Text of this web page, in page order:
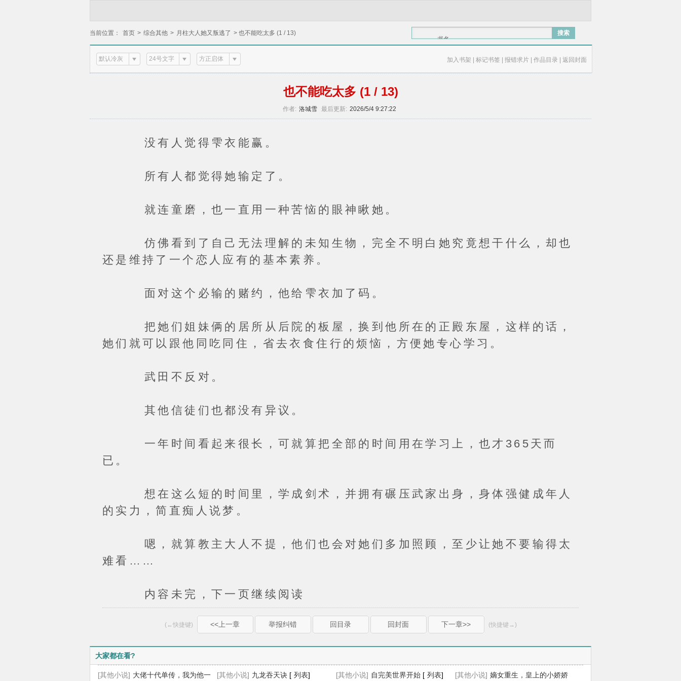
当前位置： 首页 > 综合其他 > 月柱大人她又叛逃了 > 也不能吃太多 (1 / 13)
书名
搜索
默认冷灰 24号文字 方正启体 加入书架 标记书签 报错求片 作品目录 返回封面
也不能吃太多 (1 / 13)
作者: 洛城雪 最后更新: 2026/5/4 9:27:22
没有人觉得雫衣能赢。
所有人都觉得她输定了。
就连童磨，也一直用一种苦恼的眼神瞅她。
仿佛看到了自己无法理解的未知生物，完全不明白她究竟想干什么，却也
还是维持了一个恋人应有的基本素养。
面对这个必输的赌约，他给雫衣加了码。
把她们姐妹俩的居所从后院的板屋，换到他所在的正殿东屋，这样的话，
她们就可以跟他同吃同住，省去衣食住行的烦恼，方便她专心学习。
武田不反对。
其他信徒们也都没有异议。
一年时间看起来很长，可就算把全部的时间用在学习上，也才365天而
已。
想在这么短的时间里，学成剑术，并拥有碾压武家出身，身体强健成年人
的实力，简直痴人说梦。
嗯，就算教主大人不提，他们也会对她们多加照顾，至少让她不要输得太
难看……
内容未完，下一页继续阅读
(←快捷键) <<上一章 举报纠错 回目录 回封面 下一章>> (快捷键→)
大家都在看?
[其他小说] 大佬十代单传，我为他一 [其他小说] 九龙吞天诀 [ 列表] [其他小说] 自完美世界开始 [ 列表] [其他小说] 嫡女重生，皇上的小娇娇